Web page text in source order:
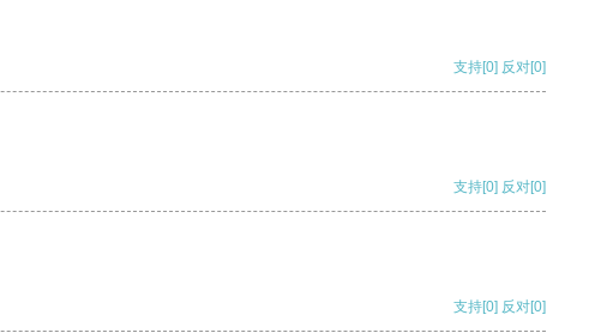
支持[0] 反对[0]
支持[0] 反对[0]
支持[0] 反对[0]